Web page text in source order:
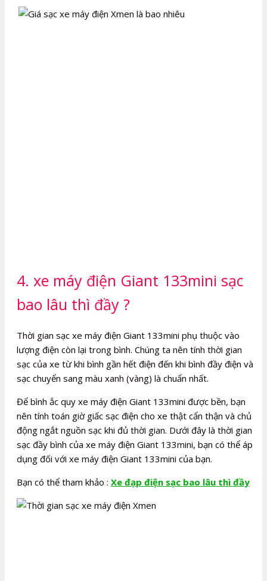
4. xe máy điện Giant 133mini sạc
bao lâu thì đầy ?
Thời gian sạc xe máy điện Giant 133mini phụ thuộc vào
lượng điện còn lại trong bình. Chúng ta nên tính thời gian
sạc của xe từ khi bình gần hết điện đến khi bình đầy điện và
sạc chuyển sang màu xanh (vàng) là chuẩn nhất.
Để bình ắc quy xe máy điện Giant 133mini được bền, bạn
nên tính toán giờ giấc sạc điện cho xe thật cẩn thận và chủ
động ngắt nguồn sạc khi đủ thời gian. Dưới đây là thời gian
sạc đầy bình của xe máy điện Giant 133mini, bạn có thể áp
dụng đối với xe máy điện Giant 133mini của bạn.
Bạn có thể tham khảo : Xe đạp điện sạc bao lâu thì đầy